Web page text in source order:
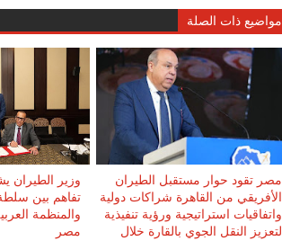
مواضيع ذات الصلة
مصر تقود حوار مستقبل الطيران
الأفريقي من القاهرة شراكات دولية
واتفاقيات استراتيجية ورؤية تنفيذية
لتعزيز النقل الجوي بالقارة خلال
وزير الطيران
تفاهم بين
والمنظمة
مصر